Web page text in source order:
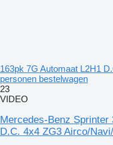
163pk 7G Automaat L2H1
personen bestelwagen
23
VIDEO
Mercedes-Benz Sprinter
D.C. 4x4 ZG3 Airco/Navi/